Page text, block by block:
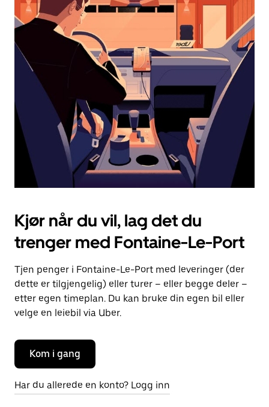
dato.
Trykk
på
Esc-
knappen
kalenderen.
Kjør når du vil, lag det du
trenger med Fontaine-Le-Port
Tjen penger i Fontaine-Le-Port med leveringer (der
dette er tilgjengelig) eller turer – eller begge deler –
etter egen timeplan. Du kan bruke din egen bil eller
velge en leiebil via Uber.
Kom i gang
Har du allerede en konto? Logg inn